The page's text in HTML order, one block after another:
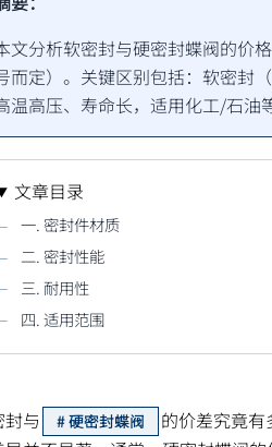
文分析软密封与硬密封蝶阀的价
而定）。关键区别包括：软密封
温高压、寿命长，适用化工/石油
文章目录
一. 密封件材质
二. 密封性能
三. 耐用性
四. 适用范围
与 硬密封蝶阀
的价差究竟